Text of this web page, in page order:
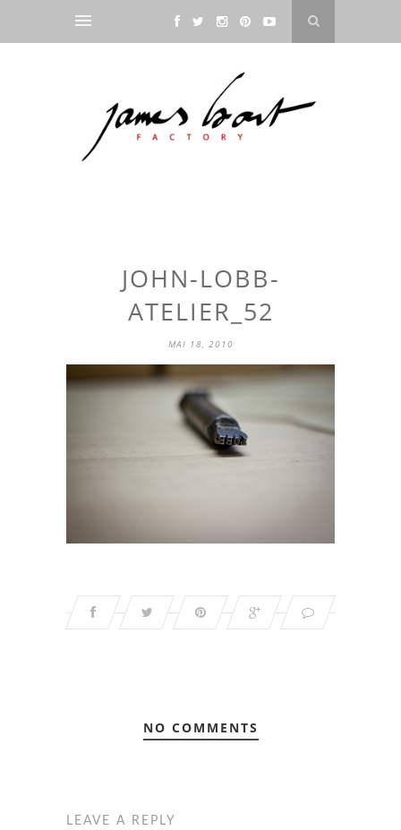
JOHN-LOBB-
ATELIER_52
MAI 18, 2010
NO COMMENTS
LEAVE A REPLY